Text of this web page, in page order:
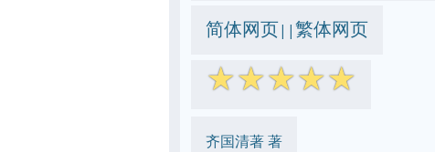
简体网页||繁体网页
☆☆☆☆☆
齐国清著 著